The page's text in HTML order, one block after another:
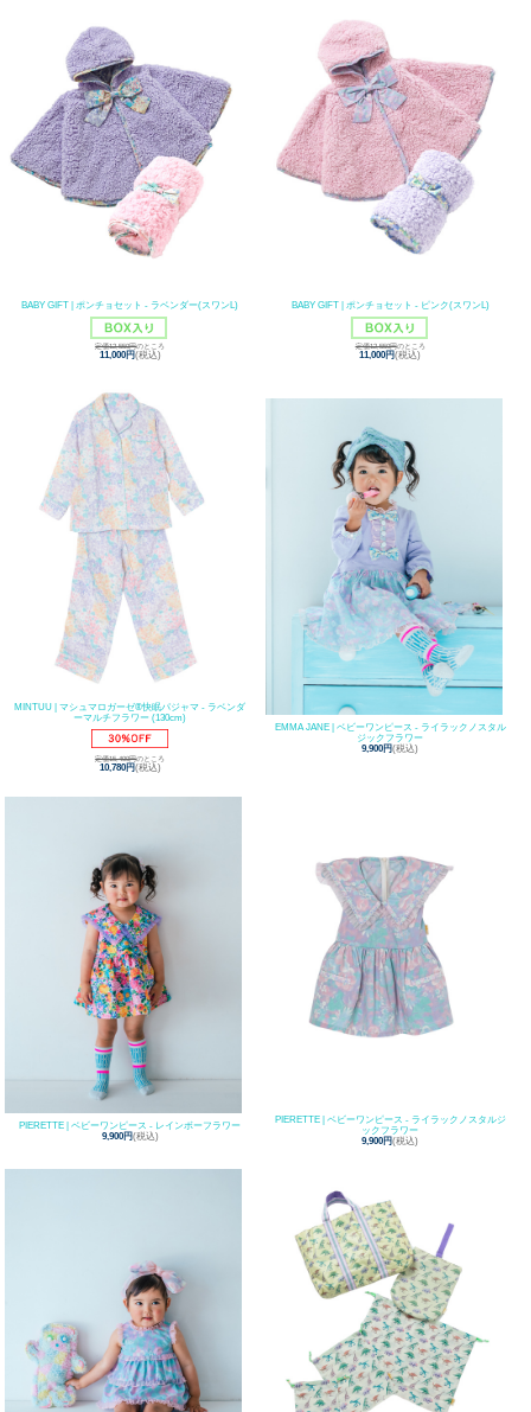
BABY GIFT | ポンチョセット - ラベンダー(スワンL)
定価12,550円のところ
11,000円(税込)
BABY GIFT | ポンチョセット - ピンク(スワンL)
定価12,550円のところ
11,000円(税込)
MINTUU | マシュマロガーゼ®️快眠パジャマ - ラベンダ
ーマルチフラワー (130cm)
定価15,400円のところ
10,780円(税込)
EMMA JANE | ベビーワンピース - ライラックノスタル
ジックフラワー
9,900円(税込)
PIERETTE | ベビーワンピース - レインボーフラワー
9,900円(税込)
PIERETTE | ベビーワンピース - ライラックノスタルジ
ックフラワー
9,900円(税込)